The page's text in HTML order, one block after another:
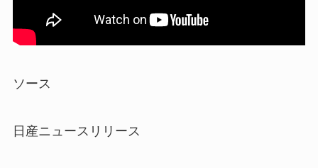
ソース
日産ニュースリリース